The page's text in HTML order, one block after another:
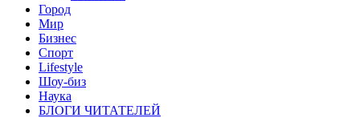
Город
Мир
Бизнес
Спорт
Lifestyle
Шоу-биз
Наука
БЛОГИ ЧИТАТЕЛЕЙ